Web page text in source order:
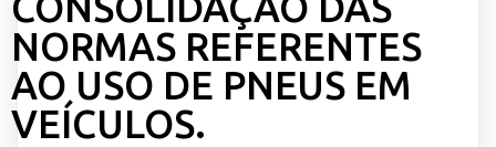
NORMAS REFERENTES
AO USO DE PNEUS EM
VEÍCULOS.